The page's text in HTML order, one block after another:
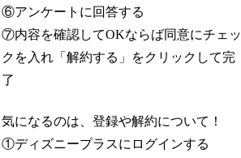
⑥アンケートに回答する
⑦内容を確認してOKならば同意にチェッ
クを入れ「解約する」をクリックして完
了
気になるのは、登録や解約について！
①ディズニープラスにログインする